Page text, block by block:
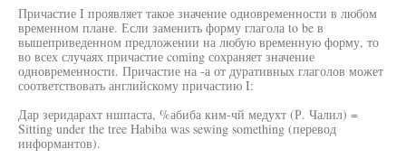
Причастие I проявляет такое значение одновременности в любом
временном плане. Если заменить форму глагола to be в
вышеприведенном предложении на любую временную форму, то
во всех случаях причастие coming сохраняет значение
одновременности. Причастие на -а от дуративных глаголов может
соответствовать английскому причастию I:
Дар зеридарахт ншпаста, %абиба ким-чй медухт (Р. Чалил) =
Sitting under the tree Habiba was sewing something (перевод
информантов).